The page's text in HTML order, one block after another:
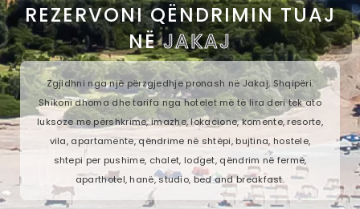
REZERVONI QËNDRIMIN TUAJ
NËJAKAJ
Zgjidhni nga një përzgjedhje pronash në Jakaj, Shqipëri.
Shikoni dhoma dhe tarifa nga hotelet më të lira deri tek ato
luksoze me përshkrime, imazhe, lokacione, komente, resorte,
vila, apartamente, qëndrime në shtëpi, bujtina, hostele,
shtepi per pushime, chalet, lodget, qëndrim në fermë,
aparthotel, hanë, studio, bed and breakfast.